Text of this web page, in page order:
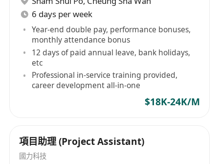
6 days per week
Year-end double pay, performance bonuses,
monthly attendance bonus
12 days of paid annual leave, bank holidays,
etc
Professional in-service training provided,
career development all-in-one
$18K-24K/M
項目助理 (Project Assistant)
國力科技